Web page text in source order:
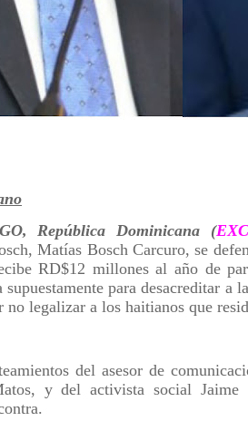
República Dominicana (
Matías Bosch Carcuro, se
RD$12 millones al año de
para desacreditar a
no legalizar a los haitianos que
del asesor de
y del activista social Jaime